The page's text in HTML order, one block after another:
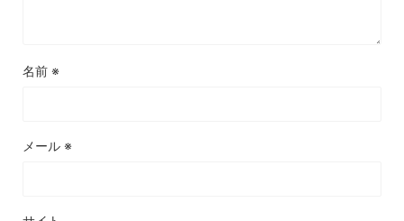
名前 ※
メール ※